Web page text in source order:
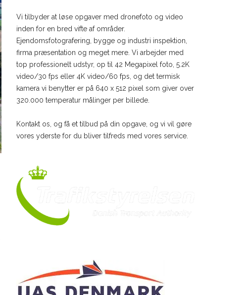
Vi tilbyder at løse opgaver med dronefoto og video
inden for en bred vifte af områder.
Ejendomsfotografering, bygge og industri inspektion,
firma præsentation og meget mere. Vi arbejder med
top professionelt udstyr, op til 42 Megapixel foto, 5.2K
video/30 fps eller 4K video/60 fps, og det termisk
kamera vi benytter er på 640 x 512 pixel som giver over
320.000 temperatur målinger per billede.
Kontakt os, og få et tilbud på din opgave, og vi vil gøre
vores yderste for du bliver tilfreds med vores service.